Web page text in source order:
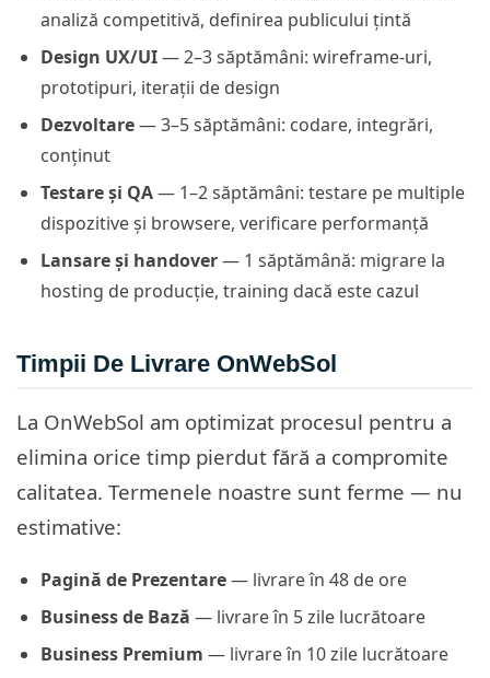
analiză competitivă, definirea publicului țintă
Design UX/UI— 2–3 săptămâni: wireframe-uri,
prototipuri, iterații de design
Dezvoltare— 3–5 săptămâni: codare, integrări,
conținut
Testare și QA— 1–2 săptămâni: testare pe multiple
dispozitive și browsere, verificare performanță
Lansare și handover— 1 săptămână: migrare la
hosting de producție, training dacă este cazul
Timpii De Livrare OnWebSol
La OnWebSol am optimizat procesul pentru a
elimina orice timp pierdut fără a compromite
calitatea. Termenele noastre sunt ferme — nu
estimative:
Pagină de Prezentare— livrare în 48 de ore
Business de Bază — livrare în 5 zile lucrătoare
Business Premium — livrare în 10 zile lucrătoare